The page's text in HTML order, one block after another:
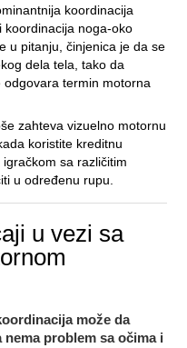
koordinacija
koordinacija noga-oko
u pitanju, činjenica je da se
dela tela, tako da
termin motorna
zahteva vizuelno motornu
koristite kreditnu
sa različitim
u određenu rupu.
u vezi sa
može da
problem sa očima i